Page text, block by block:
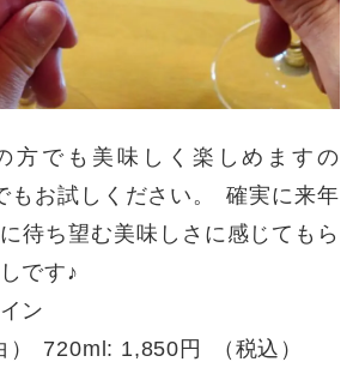
方でも美味しく楽しめますの
もお試しください。
確実に来年
待ち望む美味しさに感じてもら
です♪
ン
） 720ml: 1,850円 （ 税込 ）